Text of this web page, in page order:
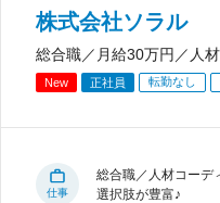
株式会社ソラル
総合職／月給30万円／人
New 正社員 転勤なし
仕事
総合職／人材コーデ
選択肢が豊富♪